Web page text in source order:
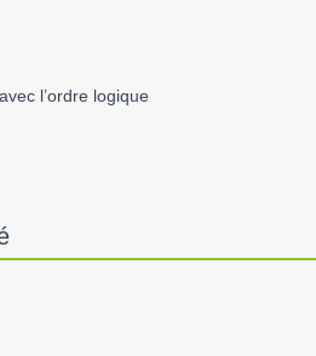
l’ordre logique